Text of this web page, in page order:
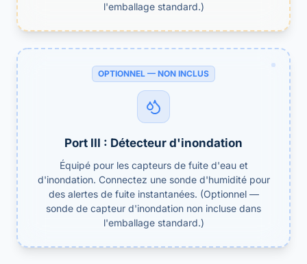
l'emballage standard.)
OPTIONNEL — NON INCLUS
Port III : Détecteur d'inondation
Équipé pour les capteurs de fuite d'eau et
d'inondation. Connectez une sonde d'humidité pour
des alertes de fuite instantanées. (Optionnel —
sonde de capteur d'inondation non incluse dans
l'emballage standard.)